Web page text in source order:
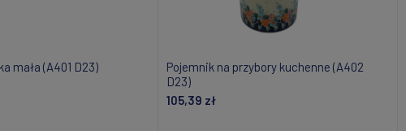
mała (A401 D23)
Pojemnik na przybory kuchenne (A402
D23)
105,39 zł